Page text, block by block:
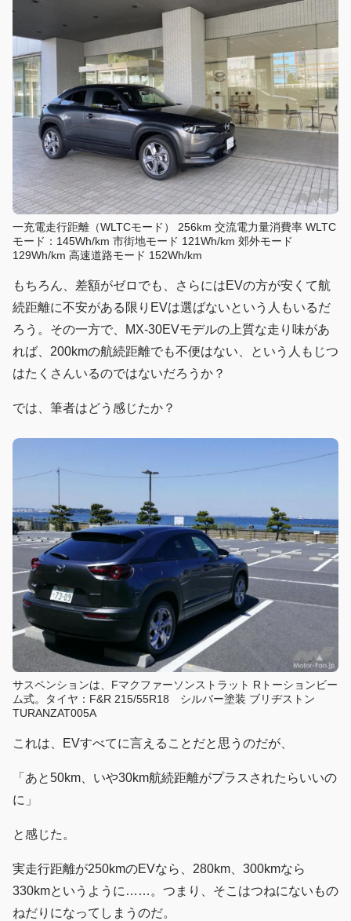
一充電走行距離（WLTCモード） 256km 交流電力量消費率 WLTC
モード：145Wh/km 市街地モード 121Wh/km 郊外モード
129Wh/km 高速道路モード 152Wh/km
もちろん、差額がゼロでも、さらにはEVの方が安くて航
続距離に不安がある限りEVは選ばないという人もいるだ
ろう。その一方で、MX-30EVモデルの上質な走り味があ
れば、200kmの航続距離でも不便はない、という人もじつ
はたくさんいるのではないだろうか？
では、筆者はどう感じたか？
サスペンションは、Fマクファーソンストラット Rトーションビー
ム式。タイヤ：F&R 215/55R18 シルバー塗装 ブリヂストン
TURANZAT005A
これは、EVすべてに言えることだと思うのだが、
「あと50km、いや30km航続距離がプラスされたらいいの
に」
と感じた。
実走行距離が250kmのEVなら、280km、300kmなら
330kmというように……。つまり、そこはつねにないもの
ねだりになってしまうのだ。